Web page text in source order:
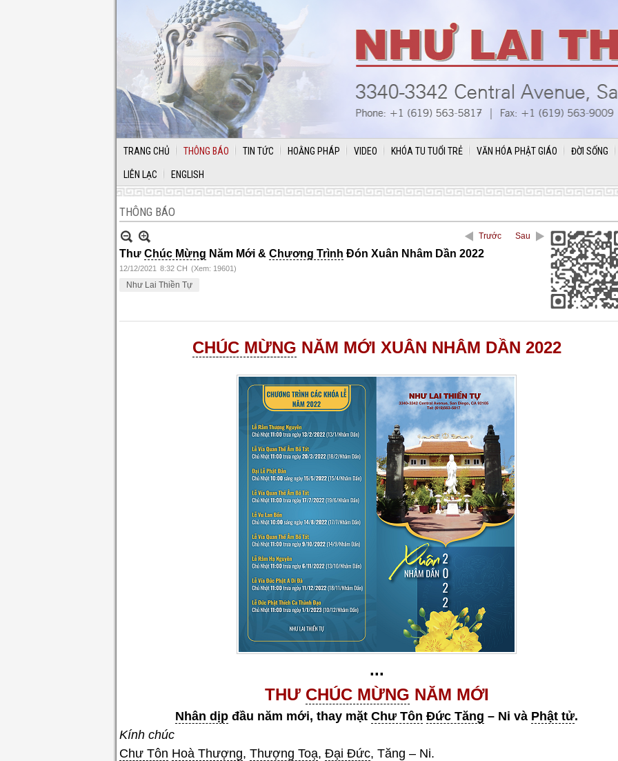
TRANG CHỦ THÔNG BÁO TIN TỨC HOẰNG PHÁP VIDEO KHÓA TU TUỔI TRẺ VĂN HÓA PHẬT GIÁO ĐỜI SỐNG
LIÊN LẠC ENGLISH
THÔNG BÁO
Trước Sau
Thư Chúc Mừng Năm Mới & Chương Trình Đón Xuân Nhâm Dần 2022
12/12/2021 8:32 CH (Xem: 19601)
Như Lai Thiền Tự
CHÚC MỪNG NĂM MỚI XUÂN NHÂM DẦN 2022
...
THƯ CHÚC MỪNG NĂM MỚI
Nhân dịp đầu năm mới, thay mặt Chư Tôn Đức Tăng – Ni và Phật tử.
Kính chúc
Chư Tôn Hoà Thượng, Thượng Toạ, Đại Đức, Tăng – Ni.